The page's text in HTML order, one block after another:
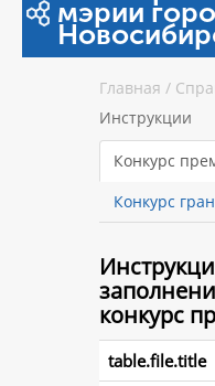
мэрии
Главная /
Инструкции
Конкурс
Конкурс
конкурс
table.file.title